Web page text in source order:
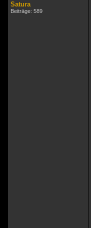
Satura
Beiträge: 589